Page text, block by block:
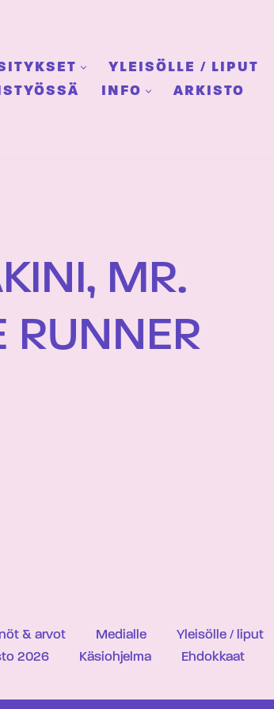
YLEISÖLLE / LIPUT
INFO ARKISTO
MR.
RUNNER
& arvot Medialle
Yleisölle / liput
2026 Käsiohjelma Ehdokkaat